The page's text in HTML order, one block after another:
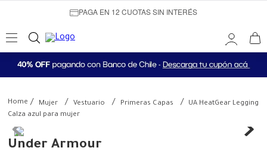
PAGA EN 12 CUOTAS SIN INTERÉS
Mujer Vestuario Primeras Capas
UA HeatGear Legging
Calza azul para mujer
Under Armour